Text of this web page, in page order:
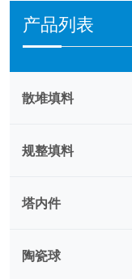
产品列表
散堆填料
规整填料
塔内件
陶瓷球